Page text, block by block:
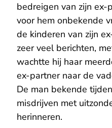
bedreigen van zijn
voor hem onbekende
de kinderen van zijn
zeer veel berichten,
wachtte hij haar
ex-partner naar de
De man bekende
misdrijven met
herinneren.